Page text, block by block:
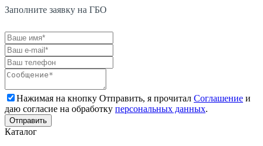
Заполните заявку на ГБО
Нажимая на кнопку Отправить, я прочитал Соглашение и
даю согласие на обработку персональных данных.
Каталог